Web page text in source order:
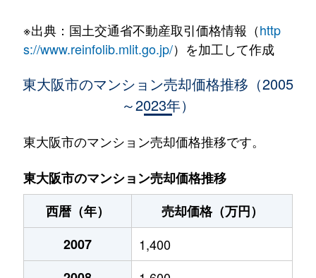
出雲井本町
1,400万円 枚岡
3,200万円 若江岩田
岩田町
2,100万円 若江岩田
瓜生堂
1,800万円 八戸ノ里
永和
4,300万円 河内永和
1,300万円
※出典：国土交通省不動産取引価格情報（http
s://www.reinfolib.mlit.go.jp/）を加工して作成
東大阪市のマンション売却価格推移（2005
～2023年）
東大阪市のマンション売却価格推移です。
東大阪市のマンション売却価格推移
西暦（年）
売却価格（万円）
2007
1,400